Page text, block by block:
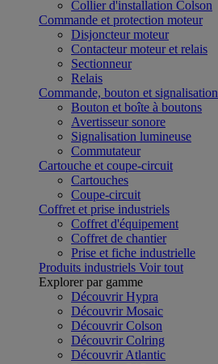
Collier d'installation Colson
Commande et protection moteur
Disjoncteur moteur
Contacteur moteur et relais
Sectionneur
Relais
Commande, bouton et signalisation
Bouton et boîte à boutons
Avertisseur sonore
Signalisation lumineuse
Commutateur
Cartouche et coupe-circuit
Cartouches
Coupe-circuit
Coffret et prise industriels
Coffret d'équipement
Coffret de chantier
Prise et fiche industrielle
Produits industriels Voir tout
Explorer par gamme
Découvrir Hypra
Découvrir Mosaic
Découvrir Colson
Découvrir Colring
Découvrir Atlantic